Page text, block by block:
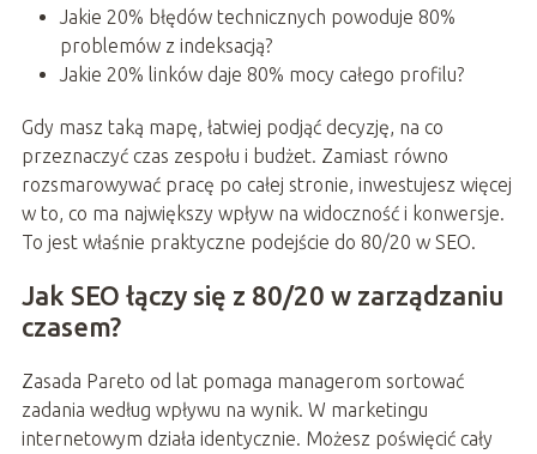
Jakie 20% błędów technicznych powoduje 80%
problemów z indeksacją?
Jakie 20% linków daje 80% mocy całego profilu?
Gdy masz taką mapę, łatwiej podjąć decyzję, na co
przeznaczyć czas zespołu i budżet. Zamiast równo
rozsmarowywać pracę po całej stronie, inwestujesz więcej
w to, co ma największy wpływ na widoczność i konwersje.
To jest właśnie praktyczne podejście do 80/20 w SEO.
Jak SEO łączy się z 80/20 w zarządzaniu
czasem?
Zasada Pareto od lat pomaga managerom sortować
zadania według wpływu na wynik. W marketingu
internetowym działa identycznie. Możesz poświęcić cały